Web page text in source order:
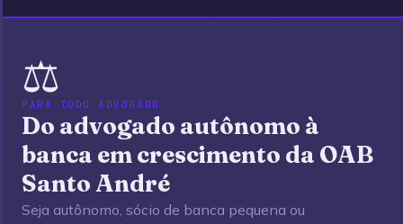
⚖️
PARA TODO ADVOGADO
Do advogado autônomo à
banca em crescimento da OAB
Santo André
Seja autônomo, sócio de banca pequena ou